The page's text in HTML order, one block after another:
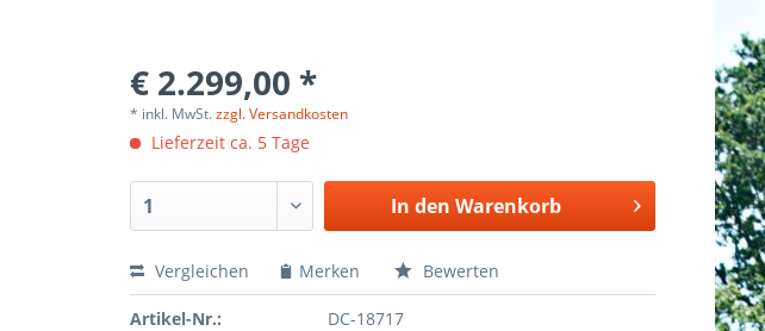
€ 2.299,00 *
* inkl. MwSt.zzgl. Versandkosten
Lieferzeit ca. 5 Tage
In den Warenkorb
Vergleichen Merken Bewerten
Artikel-Nr.:
DC-18717